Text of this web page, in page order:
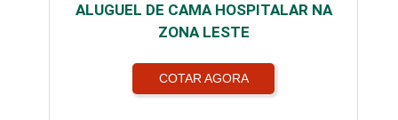
ALUGUEL DE CAMA HOSPITALAR NA
ZONA LESTE
COTAR AGORA